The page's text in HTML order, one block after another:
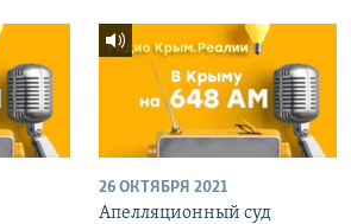
26 ОКТЯБРЯ 2021
Апелляционный суд